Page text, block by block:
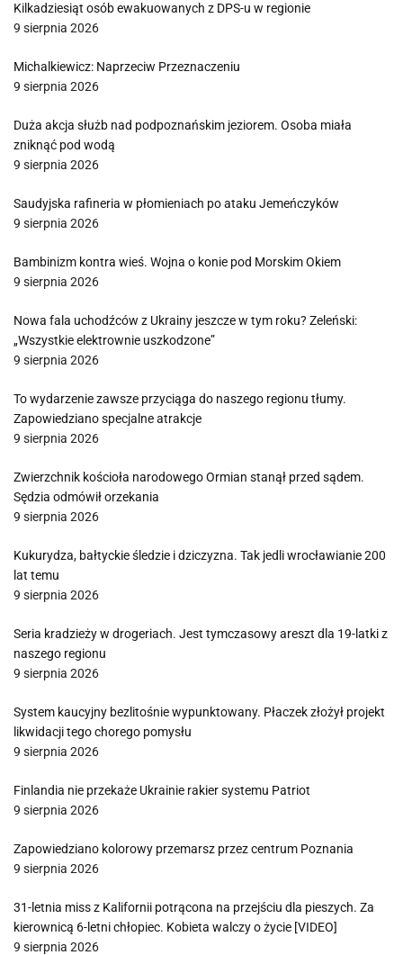
Kilkadziesiąt osób ewakuowanych z DPS-u w regionie
9 sierpnia 2026
Michalkiewicz: Naprzeciw Przeznaczeniu
9 sierpnia 2026
Duża akcja służb nad podpoznańskim jeziorem. Osoba miała
zniknąć pod wodą
9 sierpnia 2026
Saudyjska rafineria w płomieniach po ataku Jemeńczyków
9 sierpnia 2026
Bambinizm kontra wieś. Wojna o konie pod Morskim Okiem
9 sierpnia 2026
Nowa fala uchodźców z Ukrainy jeszcze w tym roku? Zeleński:
„Wszystkie elektrownie uszkodzone”
9 sierpnia 2026
To wydarzenie zawsze przyciąga do naszego regionu tłumy.
Zapowiedziano specjalne atrakcje
9 sierpnia 2026
Zwierzchnik kościoła narodowego Ormian stanął przed sądem.
Sędzia odmówił orzekania
9 sierpnia 2026
Kukurydza, bałtyckie śledzie i dziczyzna. Tak jedli wrocławianie 200
lat temu
9 sierpnia 2026
Seria kradzieży w drogeriach. Jest tymczasowy areszt dla 19-latki z
naszego regionu
9 sierpnia 2026
System kaucyjny bezlitośnie wypunktowany. Płaczek złożył projekt
likwidacji tego chorego pomysłu
9 sierpnia 2026
Finlandia nie przekaże Ukrainie rakier systemu Patriot
9 sierpnia 2026
Zapowiedziano kolorowy przemarsz przez centrum Poznania
9 sierpnia 2026
31-letnia miss z Kalifornii potrącona na przejściu dla pieszych. Za
kierownicą 6-letni chłopiec. Kobieta walczy o życie [VIDEO]
9 sierpnia 2026